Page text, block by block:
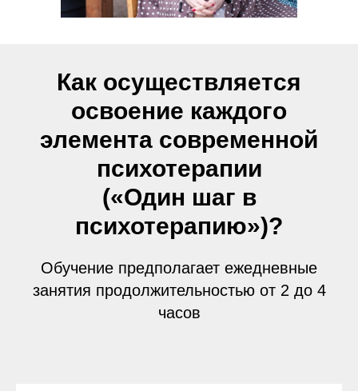
Как осуществляется
освоение каждого
элемента современной
психотерапии
(«Один шаг в
психотерапию»)?
Обучение предполагает ежедневные
занятия продолжительностью от 2 до 4
часов